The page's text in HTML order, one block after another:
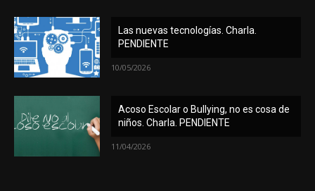
Las nuevas tecnologías. Charla.
PENDIENTE
10/05/2026
Acoso Escolar o Bullying, no es cosa de
niños. Charla. PENDIENTE
11/04/2026